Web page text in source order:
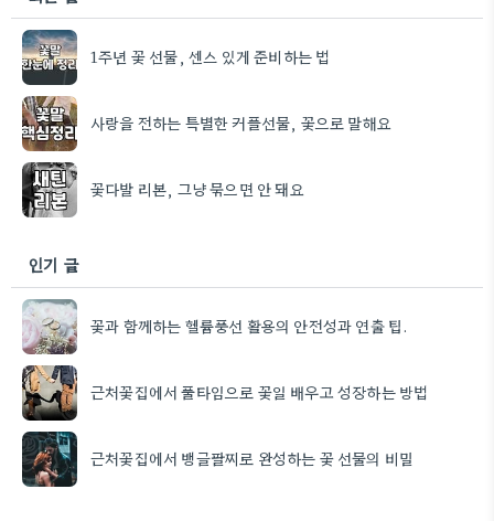
1주년 꽃 선물, 센스 있게 준비하는 법
사랑을 전하는 특별한 커플선물, 꽃으로 말해요
꽃다발 리본, 그냥 묶으면 안 돼요
인기 글
꽃과 함께하는 헬륨풍선 활용의 안전성과 연출 팁.
근처꽃집에서 풀타임으로 꽃일 배우고 성장하는 방법
근처꽃집에서 뱅글팔찌로 완성하는 꽃 선물의 비밀